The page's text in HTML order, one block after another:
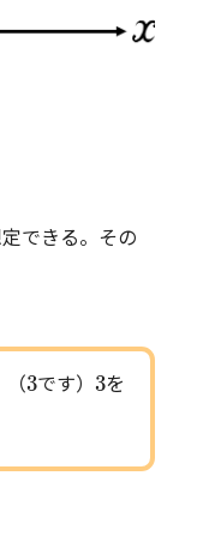
できる。その
（3
3です） 3
3を